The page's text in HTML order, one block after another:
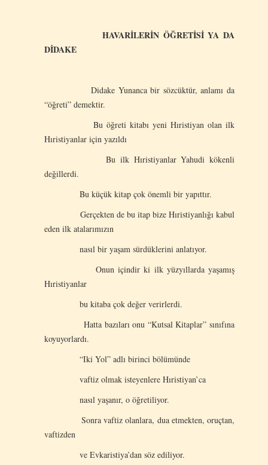
HAVARİLERİN ÖĞRETİSİ YA DA
DİDAKE
Didake Yunanca bir sözcüktür, anlamı da
“öğreti” demektir.
Bu öğreti kitabı yeni Hıristiyan olan ilk
Hıristiyanlar için yazıldı
Bu ilk Hıristiyanlar Yahudi kökenli
değillerdi.
Bu küçük kitap çok önemli bir yapıttır.
Gerçekten de bu itap bize Hıristiyanlığı kabul
eden ilk atalarımızın
nasıl bir yaşam sürdüklerini anlatıyor.
Onun içindir ki ilk yüzyıllarda yaşamış
Hıristiyanlar
bu kitaba çok değer verirlerdi.
Hatta bazıları onu “Kutsal Kitaplar” sınıfına
koyuyorlardı.
“Iki Yol” adlı birinci bölümünde
vaftiz olmak isteyenlere Hıristiyan’ca
nasıl yaşanır, o öğretiliyor.
Sonra vaftiz olanlara, dua etmekten, oruçtan,
vaftizden
ve Evkaristiya’dan söz ediliyor.